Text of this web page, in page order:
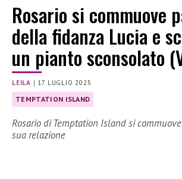
Rosario si commuove
della fidanza Lucia e
un pianto sconsolato
LEILA | 17 LUGLIO 2025
TEMPTATION ISLAND
Rosario di Temptation Island si
sua relazione